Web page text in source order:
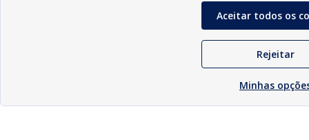
Aceitar todos os
Rejeitar
Minhas